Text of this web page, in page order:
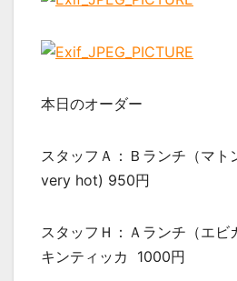
本日のオーダー
スタッフＡ：Ｂランチ（マ
very hot) 950円
スタッフＨ：Ａランチ（エ
キンティッカ 1000円